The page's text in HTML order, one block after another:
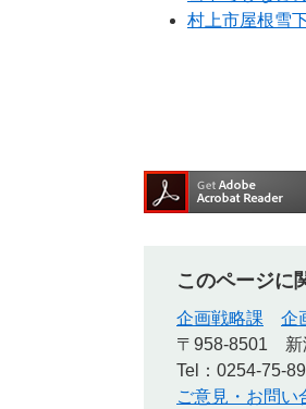
村上市屋根雪
このページに
企画戦略課
企
〒958-8501
Tel：0254-75-
ご意見・お問い